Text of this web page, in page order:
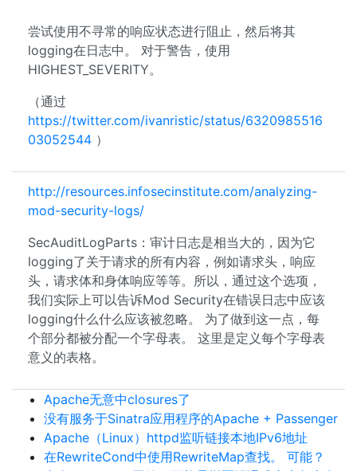
尝试使用不寻常的响应状态进行阻止，然后将其
logging在日志中。 对于警告，使用
HIGHEST_SEVERITY。
（通过
https://twitter.com/ivanristic/status/6320985516
03052544 ）
http://resources.infosecinstitute.com/analyzing-
mod-security-logs/
SecAuditLogParts：审计日志是相当大的，因为它
logging了关于请求的所有内容，例如请求头，响应
头，请求体和身体响应等等。所以，通过这个选项，
我们实际上可以告诉Mod Security在错误日志中应该
logging什么什么应该被忽略。 为了做到这一点，每
个部分都被分配一个字母表。 这里是定义每个字母表
意义的表格。
Apache无意中closures了
没有服务于Sinatra应用程序的Apache + Passenger
Apache（Linux）httpd监听链接本地IPv6地址
在RewriteCond中使用RewriteMap查找。 可能？